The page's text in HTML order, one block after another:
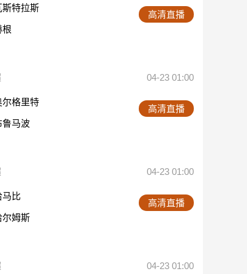
斯特拉斯
根
高清直播
04-23 01:00
尔格里特
鲁马波
高清直播
04-23 01:00
马比
尔姆斯
高清直播
04-23 01:00